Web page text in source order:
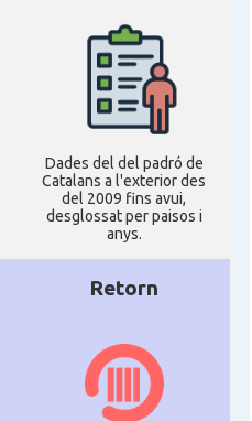
Dades del del padró de
Catalans a l'exterior des
del 2009 fins avui,
desglossat per paisos i
anys.
Retorn